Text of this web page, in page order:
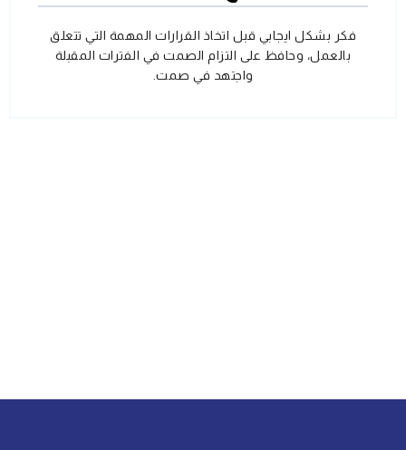
فكر بشكل ايجابي قبل اتخاذ القرارات المهمة التي تتعلق
بالعمل، وحافظ على التزام الصمت في الفترات المقبلة
واجتهد في صمت.